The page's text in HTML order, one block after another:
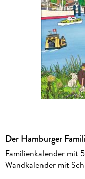
Der Hamburger
Familienkalender mit
Wandkalender mit